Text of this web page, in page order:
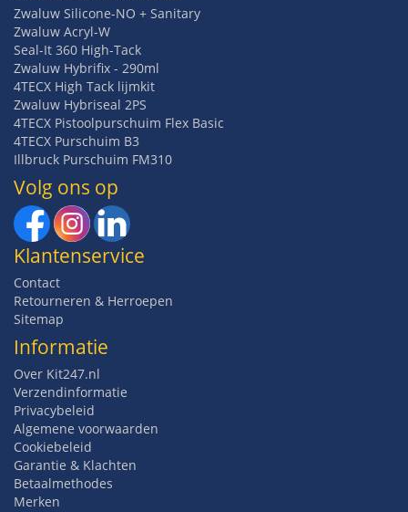
Zwaluw Silicone-NO + Sanitary
Zwaluw Acryl-W
Seal-It 360 High-Tack
Zwaluw Hybrifix - 290ml
4TECX High Tack lijmkit
Zwaluw Hybriseal 2PS
4TECX Pistoolpurschuim Flex Basic
4TECX Purschuim B3
Illbruck Purschuim FM310
Volg ons op
Klantenservice
Contact
Retourneren & Herroepen
Sitemap
Informatie
Over Kit247.nl
Verzendinformatie
Privacybeleid
Algemene voorwaarden
Cookiebeleid
Garantie & Klachten
Betaalmethodes
Merken